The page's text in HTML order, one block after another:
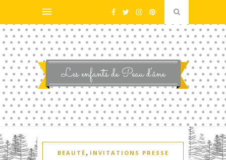
BEAUTÉ , INVITATIONS PRESSE